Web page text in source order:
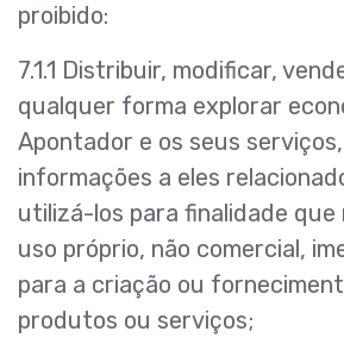
proibido:
7.1.1 Distribuir, modificar,
qualquer forma explorar
Apontador e os seus
informações a eles
utilizá-los para finalidade que
uso próprio, não comercial,
para a criação ou
produtos ou serviços;